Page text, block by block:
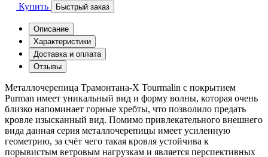
Купить Быстрый заказ
Описание
Характеристики
Доставка и оплата
Отзывы
Металлочерепица Трамонтана-X Tourmalin с покрытием
Purman имеет уникальный вид и форму волны, которая очень
близко напоминает горные хребты, что позволило предать
кровле изысканный вид. Помимо привлекательного внешнего
вида данная серия металлочерепицы имеет усиленную
геометрию, за счёт чего такая кровля устойчива к
порывистым ветровым нагрузкам и является перспективных